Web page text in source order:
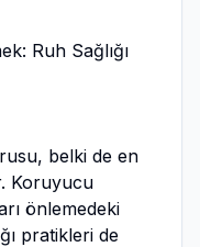
Ruh Sağlığı
belki de en
Koruyucu
önlemedeki
pratikleri de